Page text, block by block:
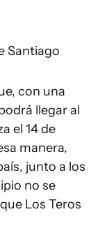
Santiago
con una
llegar al
el 14 de
manera,
junto a los
no se
Los Teros